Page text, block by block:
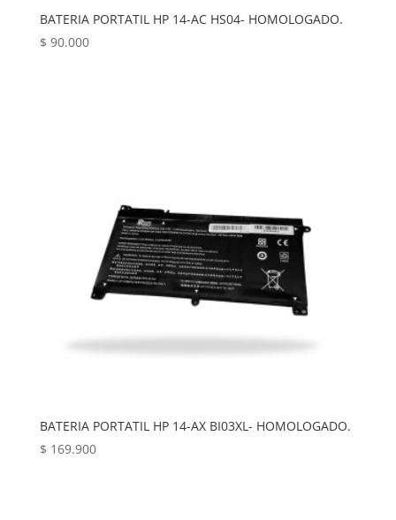
BATERIA PORTATIL HP 14-AC HS04- HOMOLOGADO.
$ 90.000
BATERIA PORTATIL HP 14-AX BI03XL- HOMOLOGADO.
$ 169.900